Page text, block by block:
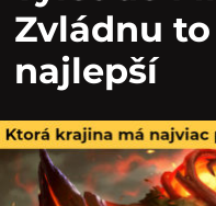
Zvládnu
najlepší